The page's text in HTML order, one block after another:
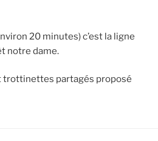
20 minutes) c’est la ligne
notre dame.
trottinettes partagés proposé